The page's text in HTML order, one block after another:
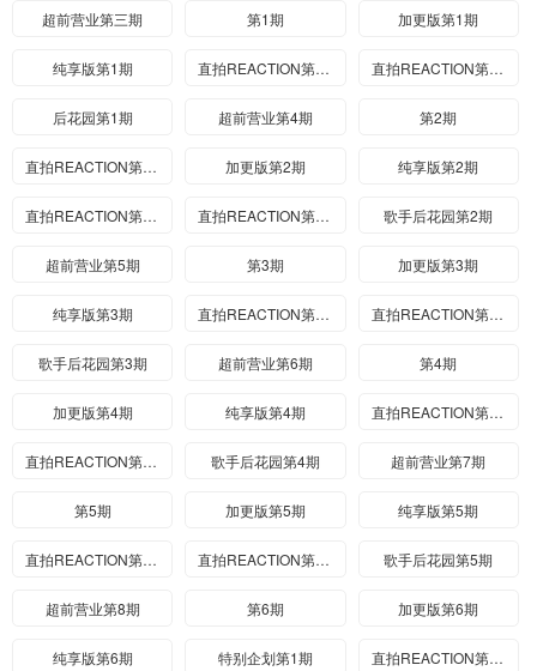
超前营业第三期 第1期 加更版第1期
纯享版第1期 直拍REACTION第1期 直拍REACTION第2期
后花园第1期 超前营业第4期 第2期
直拍REACTION第2期 加更版第2期 纯享版第2期
直拍REACTION第3期 直拍REACTION第4期 歌手后花园第2期
超前营业第5期 第3期 加更版第3期
纯享版第3期 直拍REACTION第5期 直拍REACTION第6期
歌手后花园第3期 超前营业第6期 第4期
加更版第4期 纯享版第4期 直拍REACTION第7期
直拍REACTION第8期 歌手后花园第4期 超前营业第7期
第5期 加更版第5期 纯享版第5期
直拍REACTION第9期 直拍REACTION第10期 歌手后花园第5期
超前营业第8期 第6期 加更版第6期
纯享版第6期 特别企划第1期 直拍REACTION第11期